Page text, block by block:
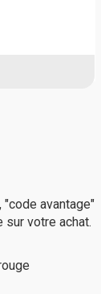
avantage"
votre achat.